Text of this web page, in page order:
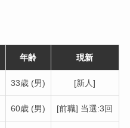
年齢 現新
33歳 (男) [新人]
60歳 (男) [前職] 当選:3回